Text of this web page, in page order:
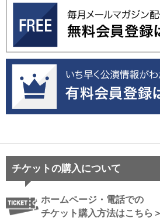
チケットの購入について
ホームページ・電話での
チケット購入方法はこちら＞